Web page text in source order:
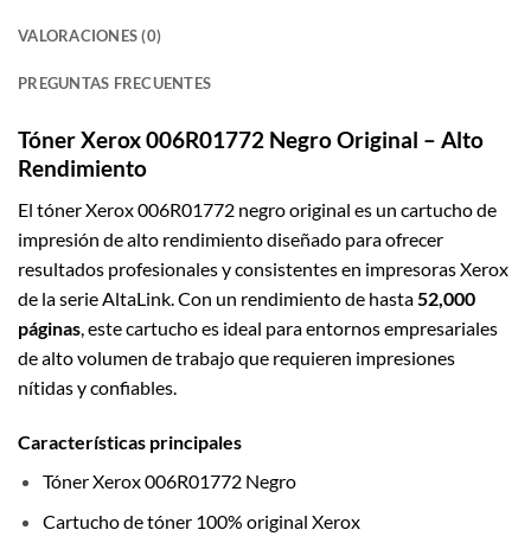
VALORACIONES (0)
PREGUNTAS FRECUENTES
Tóner Xerox 006R01772 Negro Original – Alto
Rendimiento
El tóner Xerox 006R01772 negro original es un cartucho de
impresión de alto rendimiento diseñado para ofrecer
resultados profesionales y consistentes en impresoras Xerox
de la serie AltaLink. Con un rendimiento de hasta 52,000
páginas , este cartucho es ideal para entornos empresariales
de alto volumen de trabajo que requieren impresiones
nítidas y confiables.
Características principales
Tóner Xerox 006R01772 Negro
Cartucho de tóner 100% original Xerox